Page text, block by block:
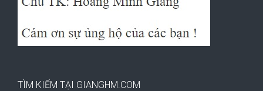
TÌM KIẾM TẠI GIANGHM.COM